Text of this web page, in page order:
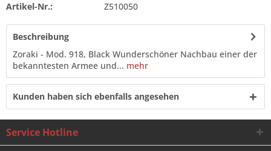
Artikel-Nr.: Z510050
Beschreibung
Zoraki - Mod. 918, Black Wunderschöner Nachbau einer der
bekanntesten Armee und... mehr
Kunden haben sich ebenfalls angesehen
Service Hotline